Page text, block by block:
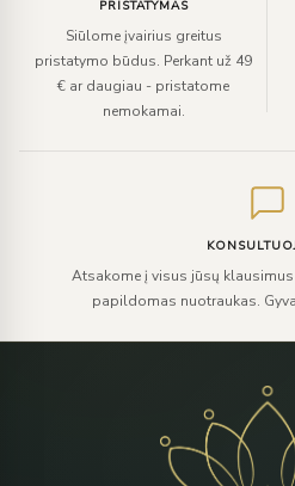
PRISTATYMAS
Siūlome įvairius greitus
pristatymo būdus. Perkant už 49
€ ar daugiau - pristatome
nemokamai.
Atsakome į visus jūsų
papildomas nuotraukas.